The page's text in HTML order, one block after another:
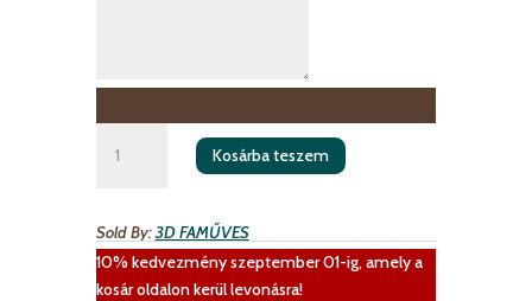
boríték
Kosárba teszem
Sold By:3D FAMŰVES
10% kedvezmény szeptember 01-ig, amely a
kosár oldalon kerül levonásra!